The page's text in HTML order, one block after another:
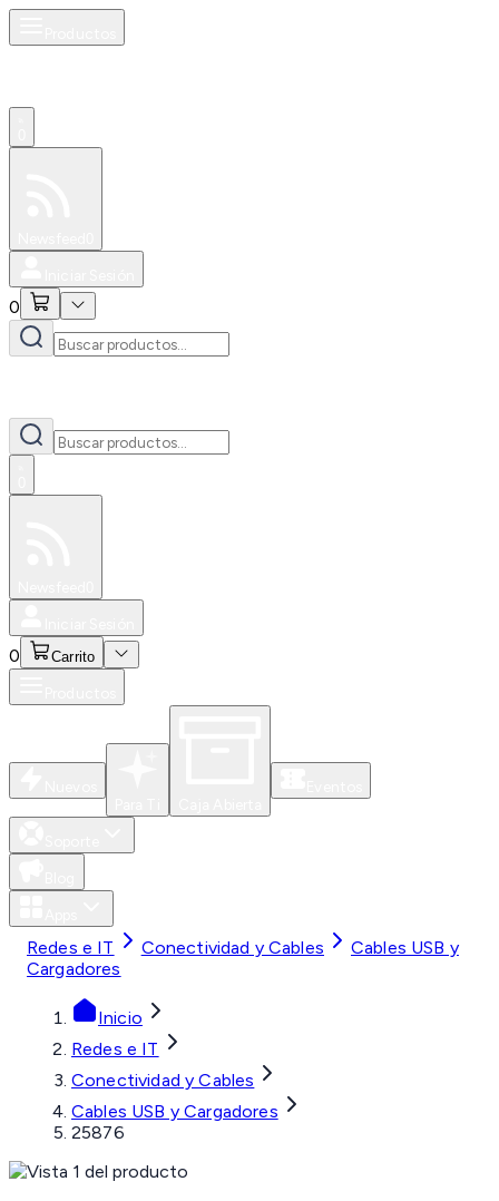
0
0 Carrito
Redes e IT Conectividad y Cables
Cables USB y
Cargadores
Inicio
Redes e IT
Conectividad y Cables
Cables USB y Cargadores
25876